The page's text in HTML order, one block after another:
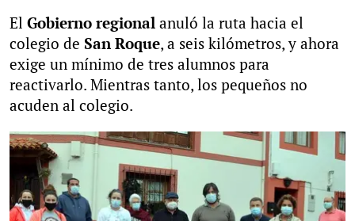
El Gobierno regional anuló la ruta hacia el
colegio de San Roque, a seis kilómetros, y ahora
exige un mínimo de tres alumnos para
reactivarlo. Mientras tanto, los pequeños no
acuden al colegio.